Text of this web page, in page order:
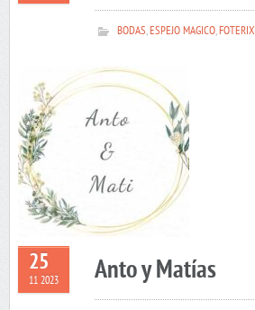
BODAS,ESPEJO MAGICO,FOTERIX
25
11 2023 Anto y Matías